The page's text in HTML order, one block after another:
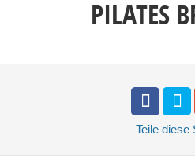
PILATES
Teile diese